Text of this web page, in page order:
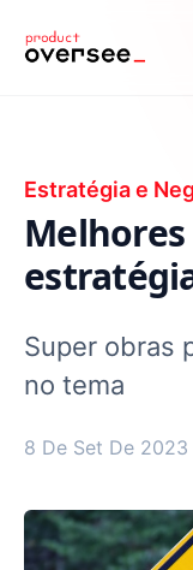
principal
Estratégia e
Super obras
no tema
8 De Set De 2023